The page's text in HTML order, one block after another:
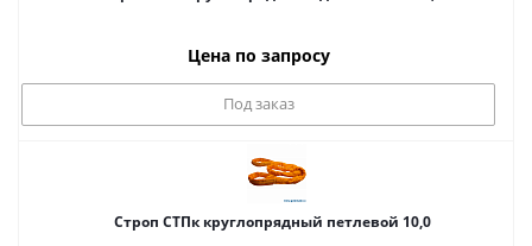
Цена по запросу
Под заказ
Строп СТПк круглопрядный петлевой 10,0